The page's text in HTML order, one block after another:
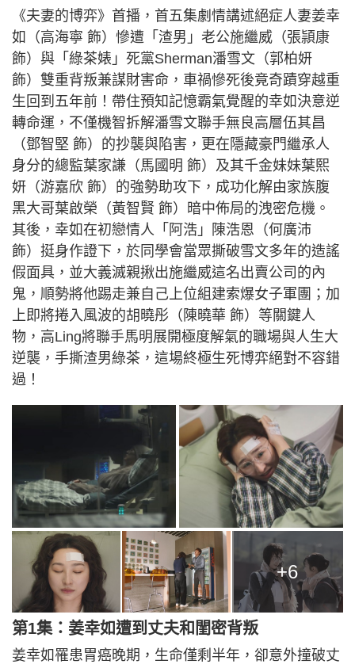
《夫妻的博弈》首播，首五集劇情講述絕症人妻姜幸
如（高海寧 飾）慘遭「渣男」老公施繼威（張頴康
飾）與「綠茶婊」死黨Sherman潘雪文（郭柏妍
飾）雙重背叛兼謀財害命，車禍慘死後竟奇蹟穿越重
生回到五年前！帶住預知記憶霸氣覺醒的幸如決意逆
轉命運，不僅機智拆解潘雪文聯手無良高層伍其昌
（鄧智堅 飾）的抄襲與陷害，更在隱藏豪門繼承人
身分的總監葉家謙（馬國明 飾）及其千金妹妹葉熙
妍（游嘉欣 飾）的強勢助攻下，成功化解由家族腹
黑大哥葉啟榮（黃智賢 飾）暗中佈局的洩密危機。
其後，幸如在初戀情人「阿浩」陳浩恩（何廣沛
飾）挺身作證下，於同學會當眾撕破雪文多年的造謠
假面具，並大義滅親揪出施繼威這名出賣公司的內
鬼，順勢將他踢走兼自己上位組建索爆女子軍團；加
上即將捲入風波的胡曉彤（陳曉華 飾）等關鍵人
物，高Ling將聯手馬明展開極度解氣的職場與人生大
逆襲，手撕渣男綠茶，這場終極生死博弈絕對不容錯
過！
+6
第1集：姜幸如遭到丈夫和閨密背叛
姜幸如罹患胃癌晚期，生命僅剩半年，卻意外撞破丈